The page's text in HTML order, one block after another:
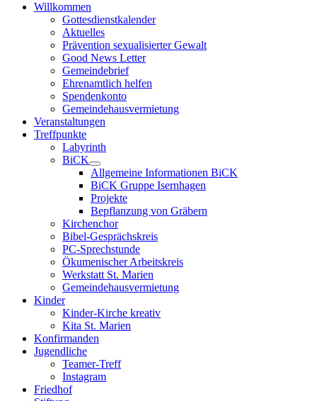
Willkommen
Gottesdienstkalender
Aktuelles
Prävention sexualisierter Gewalt
Good News Letter
Gemeindebrief
Ehrenamtlich helfen
Spendenkonto
Gemeindehausvermietung
Veranstaltungen
Treffpunkte
Labyrinth
BiCK
Allgemeine Informationen BiCK
BiCK Gruppe Isernhagen
Projekte
Bepflanzung von Gräbern
Kirchenchor
Bibel-Gesprächskreis
PC-Sprechstunde
Ökumenischer Arbeitskreis
Werkstatt St. Marien
Gemeindehausvermietung
Kinder
Kinder-Kirche kreativ
Kita St. Marien
Konfirmanden
Jugendliche
Teamer-Treff
Instagram
Friedhof